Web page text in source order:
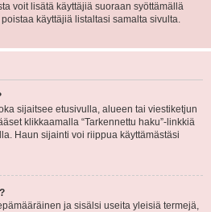
voit lisätä käyttäjiä suoraan syöttämällä
käyttäjiä listaltasi samalta sivulta.
sijaitsee etusivulla, alueen tai viestiketjun
klikkaamalla “Tarkennettu haku”-linkkiä
Haun sijainti voi riippua käyttämästäsi
ja sisälsi useita yleisiä termejä,